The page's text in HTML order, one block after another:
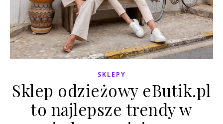
SKLEPY
Sklep odzieżowy eButik.pl
to najlepsze trendy w